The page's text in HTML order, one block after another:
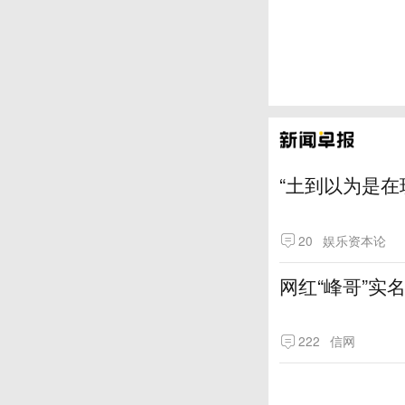
“土到以为是
20 娱乐资本论
网红“峰哥”实
222 信网